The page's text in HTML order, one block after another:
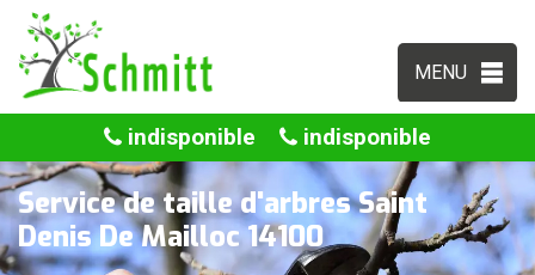
MENU
indisponible indisponible
Service de taille d'arbres Saint
Denis De Mailloc 14100